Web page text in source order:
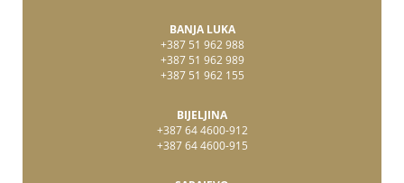
BANJA LUKA
+387 51 962 988
+387 51 962 989
+387 51 962 155
BIJELJINA
+387 64 4600-912
+387 64 4600-915